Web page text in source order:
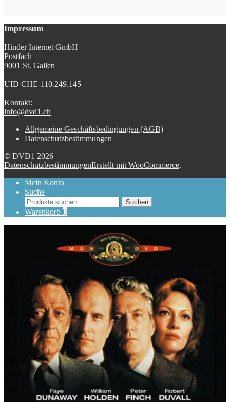
Impressum
Hinder Internet GmbH
Postfach
9001 St. Gallen
UID CHE-110.249.145
Kontakt:
info@dvd1.ch
Allgemeine Geschäftsbedingungen (AGB)
Datenschutzbestimmungen
© DVD1 2026
DatenschutzbestimmungenErstellt mit WooCommerce.
Mein Konto
Suche
Suchen
nach:
Suchen
Warenkorb 0